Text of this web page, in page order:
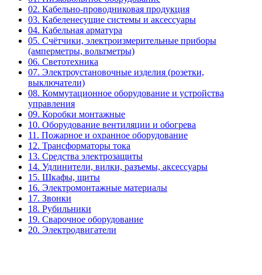
02. Кабельно-проводниковая продукция
03. Кабеленесущие системы и аксессуары
04. Кабельная арматура
05. Счётчики, электроизмерительные приборы
(амперметры, вольтметры)
06. Светотехника
07. Электроустановочные изделия (розетки,
выключатели)
08. Коммутационное оборудование и устройства
управления
09. Коробки монтажные
10. Оборудование вентиляции и обогрева
11. Пожарное и охранное оборудование
12. Трансформаторы тока
13. Средства электрозащиты
14. Удлинители, вилки, разъемы, аксессуары
15. Шкафы, щиты
16. Электромонтажные материалы
17. Звонки
18. Рубильники
19. Сварочное оборудование
20. Электродвигатели